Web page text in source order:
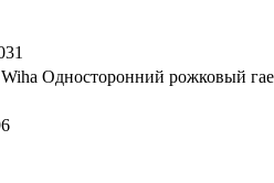
Односторонний рожковый